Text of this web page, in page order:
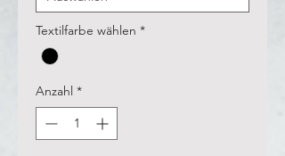
Textilfarbe wählen *
Anzahl *